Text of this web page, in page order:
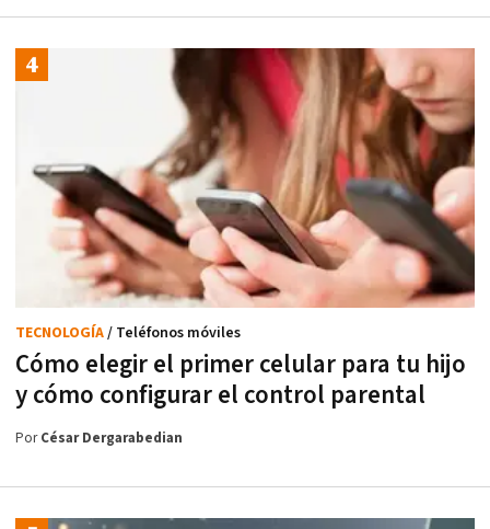
Cómo elegir el primer celular para tu hijo
y cómo configurar el control parental
TECNOLOGÍA/ Teléfonos móviles
PorCésar Dergarabedian